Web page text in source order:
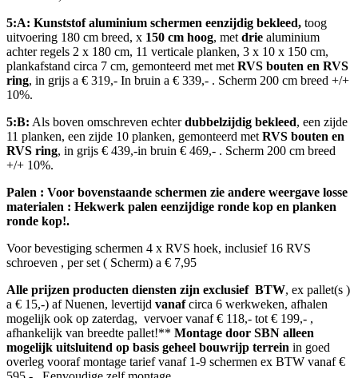
5:A: Kunststof aluminium schermen eenzijdig bekleed, toog
uitvoering 180 cm breed, x 150 cm hoog, met drie aluminium
achter regels 2 x 180 cm, 11 verticale planken, 3 x 10 x 150 cm,
plankafstand circa 7 cm, gemonteerd met met RVS bouten en RVS
ring, in grijs a € 319,- In bruin a € 339,- . Scherm 200 cm breed +/+
10%.
5:B: Als boven omschreven echterdubbelzijdig bekleed, een zijde
11 planken, een zijde 10 planken, gemonteerd met RVS bouten en
RVS ring, in grijs € 439,-in bruin € 469,- . Scherm 200 cm breed
+/+ 10%.
Palen : Voor bovenstaande schermen zie andere weergave losse
materialen : Hekwerk palen eenzijdige ronde kop en planken
ronde kop!.
Voor bevestiging schermen 4 x RVS hoek, inclusief 16 RVS
schroeven , per set ( Scherm) a € 7,95
Alle prijzen producten diensten zijn exclusief BTW, ex pallet(s )
a € 15,-) af Nuenen, levertijd vanafcirca 6 werkweken, afhalen
mogelijk ook op zaterdag, vervoer vanaf € 118,- tot € 199,- ,
afhankelijk van breedte pallet!** Montage door SBN alleen
mogelijk uitsluitend op basis geheel bouwrijp terrein in goed
overleg vooraf montage tarief vanaf 1-9 schermen ex BTW vanaf €